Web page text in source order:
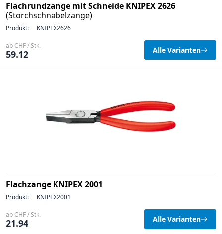
Flachrundzange mit Schneide KNIPEX 2626
(Storchschnabelzange)
Produkt: KNIPEX2626
ab CHF / Stk.
59.12 Alle Varianten
Flachzange KNIPEX 2001
Produkt: KNIPEX2001
ab CHF / Stk.
21.94 Alle Varianten